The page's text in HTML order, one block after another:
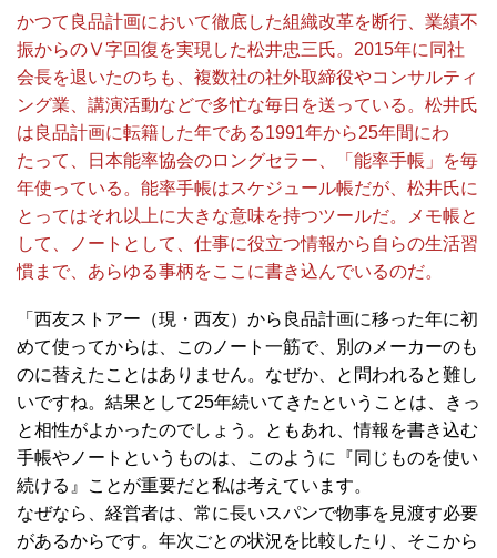
かつて良品計画において徹底した組織改革を断行、業績不
振からのⅤ字回復を実現した松井忠三氏。2015年に同社
会長を退いたのちも、複数社の社外取締役やコンサルティ
ング業、講演活動などで多忙な毎日を送っている。松井氏
は良品計画に転籍した年である1991年から25年間にわ
たって、日本能率協会のロングセラー、「能率手帳」を毎
年使っている。能率手帳はスケジュール帳だが、松井氏に
とってはそれ以上に大きな意味を持つツールだ。メモ帳と
して、ノートとして、仕事に役立つ情報から自らの生活習
慣まで、あらゆる事柄をここに書き込んでいるのだ。
「西友ストアー（現・西友）から良品計画に移った年に初
めて使ってからは、このノート一筋で、別のメーカーのも
のに替えたことはありません。なぜか、と問われると難し
いですね。結果として25年続いてきたということは、きっ
と相性がよかったのでしょう。ともあれ、情報を書き込む
手帳やノートというものは、このように『同じものを使い
続ける』ことが重要だと私は考えています。
なぜなら、経営者は、常に長いスパンで物事を見渡す必要
があるからです。年次ごとの状況を比較したり、そこから